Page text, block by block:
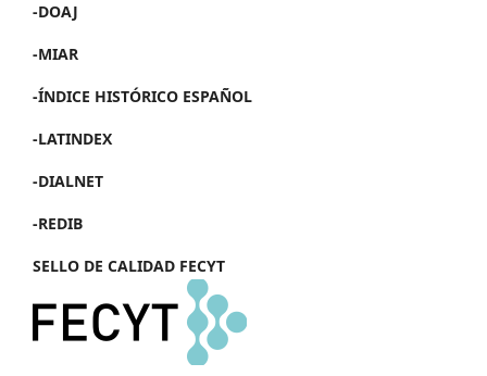
-DOAJ
-MIAR
-ÍNDICE HISTÓRICO ESPAÑOL
-LATINDEX
-DIALNET
-REDIB
SELLO DE CALIDAD FECYT